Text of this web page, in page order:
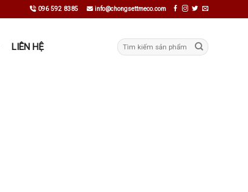
096 592 8385 info@chongsettmeco.com
LIÊN HỆ
Tìm
kiếm: